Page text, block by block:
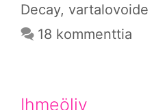
Decay, vartalovoide
18 kommenttia
Ihmeöljy